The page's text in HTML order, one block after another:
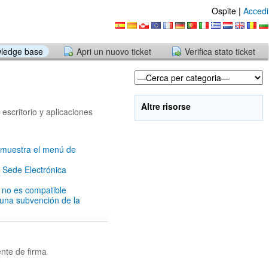
Ospite | Accedi
base Apri un nuovo ticket
Verifica stato ticket
y aplicaciones
el menú de
Electrónica
es compatible
subvención de la
de firma
Altre risorse